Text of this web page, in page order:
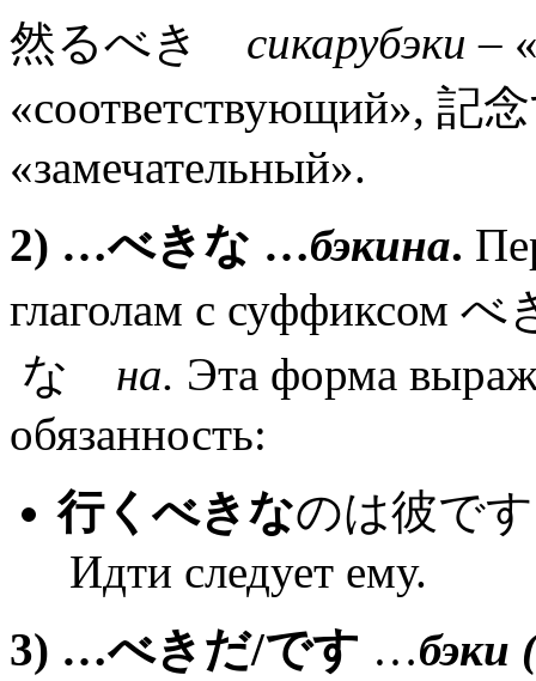
然るべき сикарубэки –
«соответствующий»,
«замечательный».
2) …べきな …бэкина.
глаголам с суффиксом
な на. Эта форма
обязанность:
行くべきなのは彼です
Идти следует ему.
3) …べきだ/です …бэки